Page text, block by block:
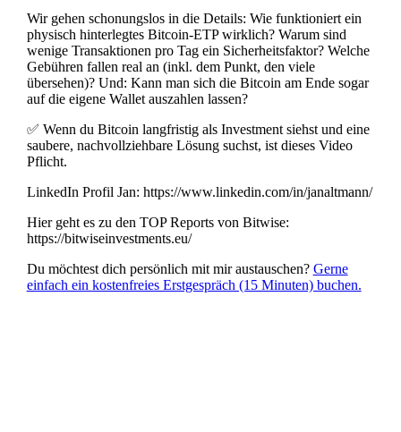
Wir gehen schonungslos in die Details: Wie funktioniert ein
physisch hinterlegtes Bitcoin-ETP wirklich? Warum sind
wenige Transaktionen pro Tag ein Sicherheitsfaktor? Welche
Gebühren fallen real an (inkl. dem Punkt, den viele
übersehen)? Und: Kann man sich die Bitcoin am Ende sogar
auf die eigene Wallet auszahlen lassen?
✅ Wenn du Bitcoin langfristig als Investment siehst und eine
saubere, nachvollziehbare Lösung suchst, ist dieses Video
Pflicht.
LinkedIn Profil Jan: https://www.linkedin.com/in/janaltmann/
Hier geht es zu den TOP Reports von Bitwise:
https://bitwiseinvestments.eu/
Du möchtest dich persönlich mit mir austauschen? Gerne
einfach ein kostenfreies Erstgespräch (15 Minuten) buchen.